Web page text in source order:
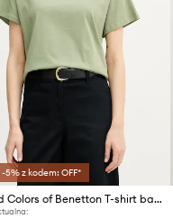
5% z kodem: OFF*
United Colors of Benetton T-shirt basic damski bawełniany